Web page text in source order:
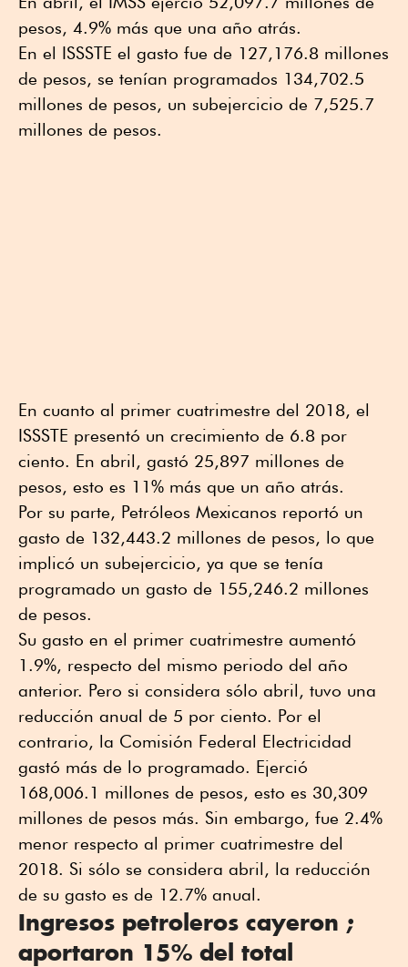
pesos, 4.9% más que una año atrás.
En el ISSSTE el gasto fue de 127,176.8 millones
de pesos, se tenían programados 134,702.5
millones de pesos, un subejercicio de 7,525.7
millones de pesos.
En cuanto al primer cuatrimestre del 2018, el
ISSSTE presentó un crecimiento de 6.8 por
ciento. En abril, gastó 25,897 millones de
pesos, esto es 11% más que un año atrás.
Por su parte, Petróleos Mexicanos reportó un
gasto de 132,443.2 millones de pesos, lo que
implicó un subejercicio, ya que se tenía
programado un gasto de 155,246.2 millones
de pesos.
Su gasto en el primer cuatrimestre aumentó
1.9%, respecto del mismo periodo del año
anterior. Pero si considera sólo abril, tuvo una
reducción anual de 5 por ciento. Por el
contrario, la Comisión Federal Electricidad
gastó más de lo programado. Ejerció
168,006.1 millones de pesos, esto es 30,309
millones de pesos más. Sin embargo, fue 2.4%
menor respecto al primer cuatrimestre del
2018. Si sólo se considera abril, la reducción
de su gasto es de 12.7% anual.
Ingresos petroleros cayeron ;
aportaron 15% del total